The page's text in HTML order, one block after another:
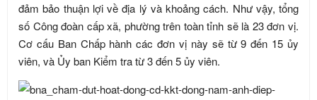
đảm bảo thuận lợi về địa lý và khoảng cách. Như vậy, tổng
số Công đoàn cấp xã, phường trên toàn tỉnh sẽ là 23 đơn vị.
Cơ cấu Ban Chấp hành các đơn vị này sẽ từ 9 đến 15 ủy
viên, và Ủy ban Kiểm tra từ 3 đến 5 ủy viên.